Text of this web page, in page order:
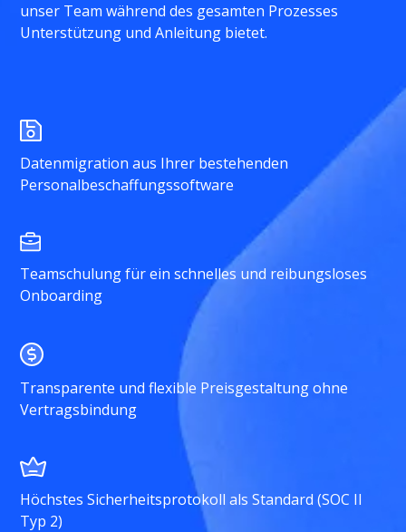
unser Team während des gesamten Prozesses
Unterstützung und Anleitung bietet.
Datenmigration aus Ihrer bestehenden
Personalbeschaffungssoftware
Teamschulung für ein schnelles und reibungsloses
Onboarding
Transparente und flexible Preisgestaltung ohne
Vertragsbindung
Höchstes Sicherheitsprotokoll als Standard (SOC II
Typ 2)